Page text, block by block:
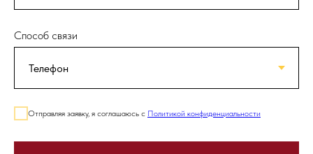
Способ связи
Отправляя заявку, я соглашаюсь с Политикой конфиденциальности